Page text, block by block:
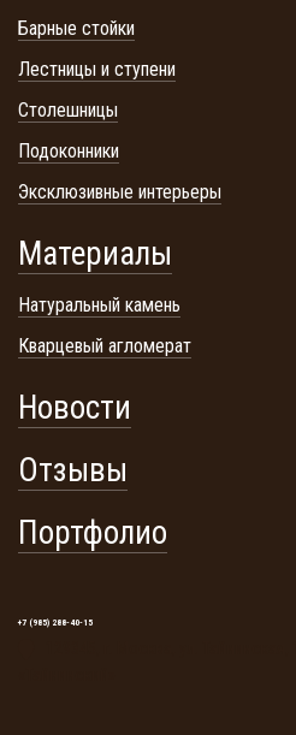
Барные стойки
Лестницы и ступени
Столешницы
Подоконники
Эксклюзивные интерьеры
Материалы
Натуральный камень
Кварцевый агломерат
Новости
Отзывы
Портфолио
+7 (985) 288-40-15